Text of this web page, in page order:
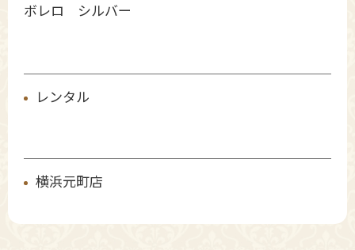
ボレロ シルバー
レンタル
横浜元町店